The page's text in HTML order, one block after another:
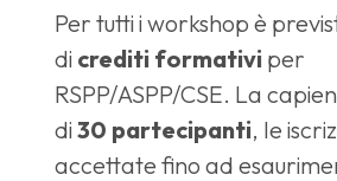
Per tutti i workshop è
di crediti formativi per
RSPP/ASPP/CSE. La
di 30 partecipanti, le
accettate fino ad